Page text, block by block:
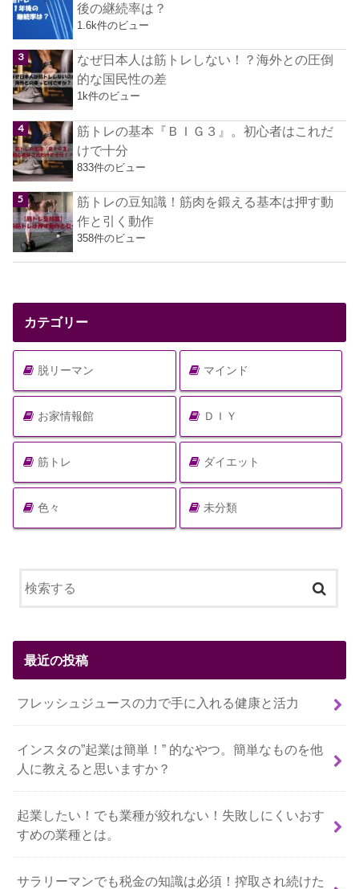
後の継続率は？
1.6k件のビュー
なぜ日本人は筋トレしない！？海外との圧倒
的な国民性の差
1k件のビュー
筋トレの基本『ＢＩＧ３』。初心者はこれだ
けで十分
833件のビュー
筋トレの豆知識！筋肉を鍛える基本は押す動
作と引く動作
358件のビュー
カテゴリー
脱リーマン マインド
お家情報館 ＤＩＹ
筋トレ ダイエット
色々 未分類
最近の投稿
フレッシュジュースの力で手に入れる健康と活力
インスタの”起業は簡単！” 的なやつ。簡単なものを他
人に教えると思いますか？
起業したい！でも業種が絞れない！失敗しにくいおす
すめの業種とは。
サラリーマンでも税金の知識は必須！搾取され続けた